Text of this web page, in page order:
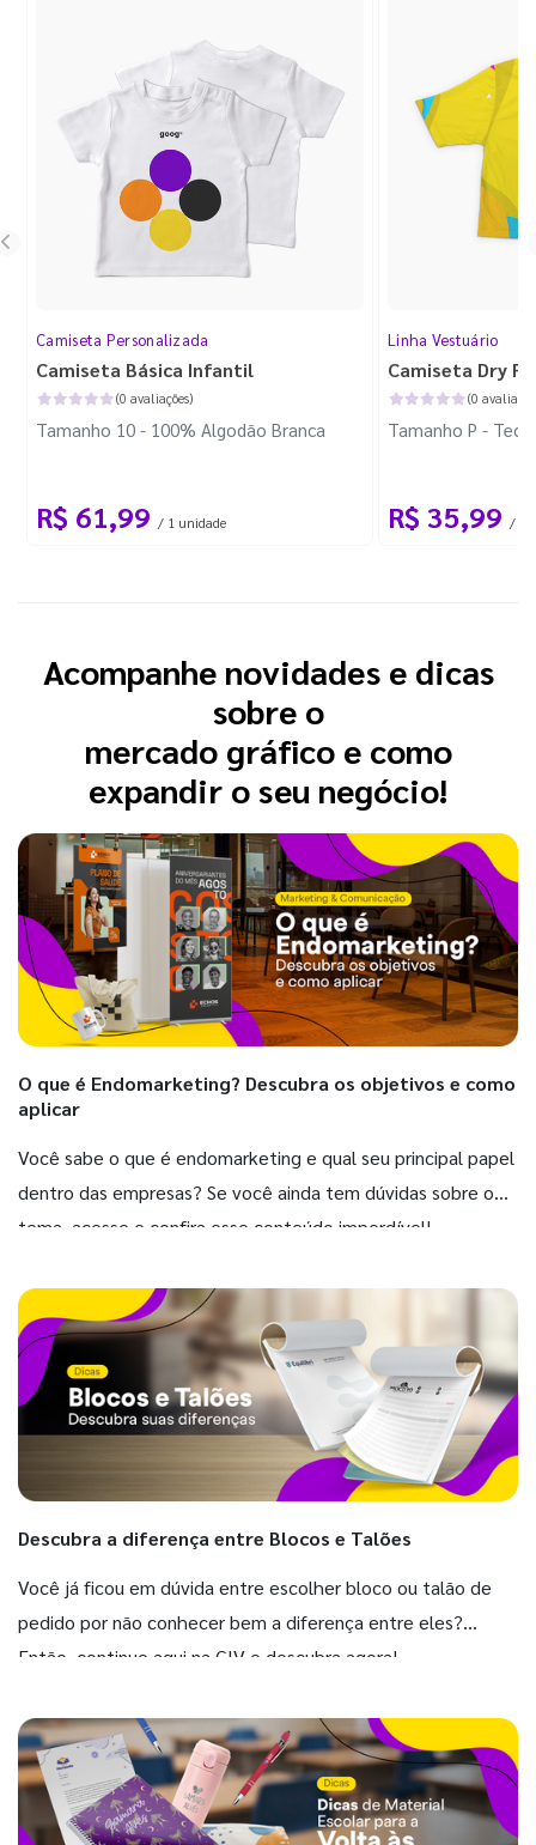
Camiseta Personalizada
Camiseta Básica Infantil
(0 avaliações)
Tamanho 10 - 100% Algodão Branca
R$ 61,99 / 1 unidade
Linha Vestuário
Camiseta Dry
(0
Tamanho P -
R$ 35,99 / 1
Acompanhe novidades e dicas
sobre o
mercado gráfico e como
expandir o seu negócio!
O que é Endomarketing? Descubra os objetivos e como
aplicar
Você sabe o que é endomarketing e qual seu principal papel
dentro das empresas? Se você ainda tem dúvidas sobre o
tema, acesse e confira esse conteúdo imperdível!
Descubra a diferença entre Blocos e Talões
Você já ficou em dúvida entre escolher bloco ou talão de
pedido por não conhecer bem a diferença entre eles?
Então, continue aqui na GIV e descubra agora!